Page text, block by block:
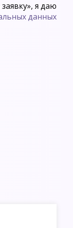
я даю
данных